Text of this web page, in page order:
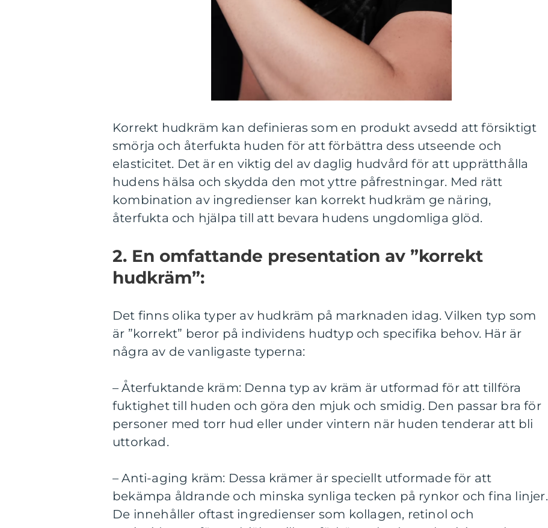
Korrekt hudkräm kan definieras som en produkt avsedd att försiktigt
smörja och återfukta huden för att förbättra dess utseende och
elasticitet. Det är en viktig del av daglig hudvård för att upprätthålla
hudens hälsa och skydda den mot yttre påfrestningar. Med rätt
kombination av ingredienser kan korrekt hudkräm ge näring,
återfukta och hjälpa till att bevara hudens ungdomliga glöd.
2. En omfattande presentation av ”korrekt
hudkräm”:
Det finns olika typer av hudkräm på marknaden idag. Vilken typ som
är ”korrekt” beror på individens hudtyp och specifika behov. Här är
några av de vanligaste typerna:
– Återfuktande kräm: Denna typ av kräm är utformad för att tillföra
fuktighet till huden och göra den mjuk och smidig. Den passar bra för
personer med torr hud eller under vintern när huden tenderar att bli
uttorkad.
– Anti-aging kräm: Dessa krämer är speciellt utformade för att
bekämpa åldrande och minska synliga tecken på rynkor och fina linjer.
De innehåller oftast ingredienser som kollagen, retinol och